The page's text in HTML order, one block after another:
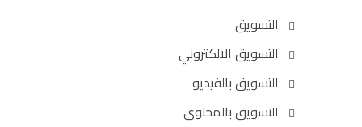
التسويق
التسويق الالكتروني
التسويق بالفيديو
التسويق بالمحتوى